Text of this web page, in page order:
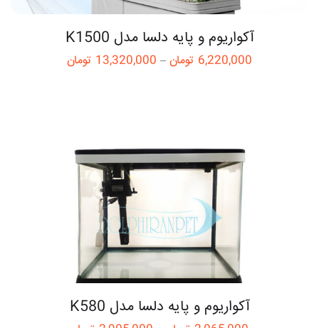
آکواریوم و پایه دلسا مدل K1500
6,220,000 تومان –
13,320,000 تومان
آکواریوم و پایه دلسا مدل K580